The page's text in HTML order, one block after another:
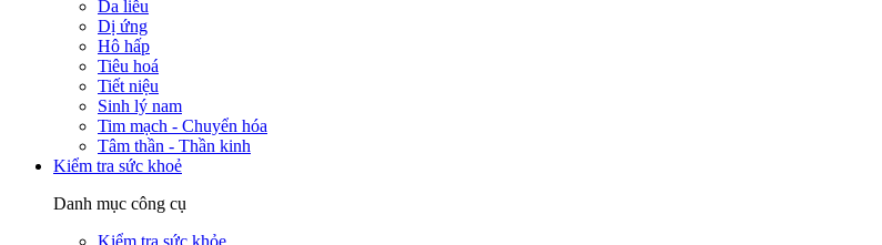
Da liễu
Dị ứng
Hô hấp
Tiêu hoá
Tiết niệu
Sinh lý nam
Tim mạch - Chuyển hóa
Tâm thần - Thần kinh
Kiểm tra sức khoẻ
Danh mục công cụ
Kiểm tra sức khỏe